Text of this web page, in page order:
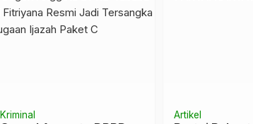
Kriminal Artikel